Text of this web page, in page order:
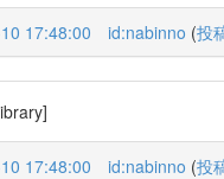
17:48:00 id:nabinno (投
17:48:00 id:nabinno (投